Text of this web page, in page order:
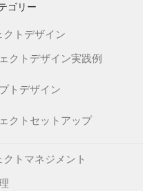
ゴリー
クトデザイン
クトデザイン実践例
トデザイン
クトセットアップ
クトマネジメント